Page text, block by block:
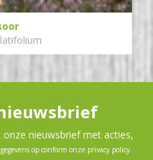
nieuwsbrief met acties,
op conform onze privacy policy.